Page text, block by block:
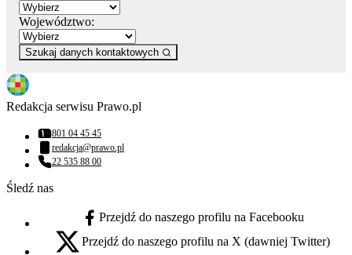
Województwo:
Szukaj danych kontaktowych
Redakcja serwisu Prawo.pl
Numer telefonu:
801 04 45 45
Adres email:
redakcja@prawo.pl
Numer telefonu:
22 535 88 00
Śledź nas
facebook - otwiera się w nowej karcie
Przejdź do naszego profilu na Facebooku
x - otwiera się w nowej karcie
Przejdź do naszego profilu na X (dawniej Twitter)